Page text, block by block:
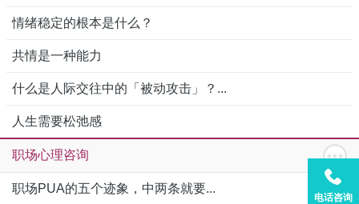
情绪稳定的根本是什么？
共情是一种能力
什么是人际交往中的「被动攻击」？...
人生需要松弛感
职场心理咨询
职场PUA的五个迹象，中两条就要...
电话咨询